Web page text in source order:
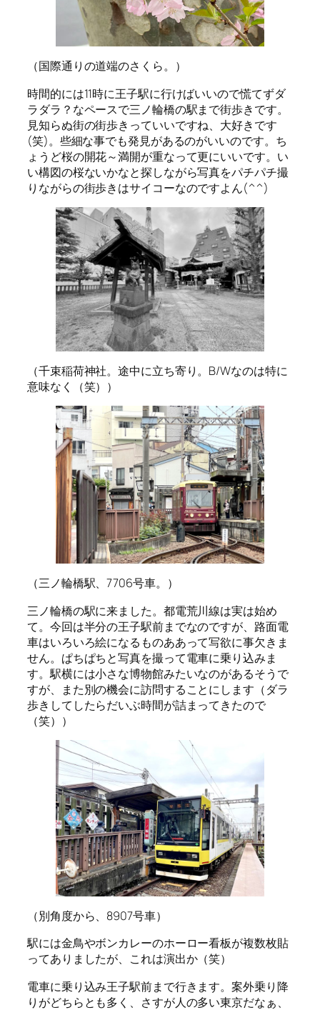
（国際通りの道端のさくら。）
時間的には11時に王子駅に行けばいいので慌てずダ
ラダラ？なペースで三ノ輪橋の駅まで街歩きです。
見知らぬ街の街歩きっていいですね、大好きです
(笑)。些細な事でも発見があるのがいいのです。ち
ょうど桜の開花～満開が重なって更にいいです。い
い構図の桜ないかなと探しながら写真をパチパチ撮
りながらの街歩きはサイコーなのですよん(^^)
（千束稲荷神社。途中に立ち寄り。B/Wなのは特に
意味なく（笑））
（三ノ輪橋駅、7706号車。）
三ノ輪橋の駅に来ました。都電荒川線は実は始め
て。今回は半分の王子駅前までなのですが、路面電
車はいろいろ絵になるものああって写欲に事欠きま
せん。ぱちぱちと写真を撮って電車に乗り込みま
す。駅横には小さな博物館みたいなのがあるそうで
すが、また別の機会に訪問することにします（ダラ
歩きしてしたらだいぶ時間が詰まってきたので
（笑））
（別角度から、8907号車）
駅には金鳥やボンカレーのホーロー看板が複数枚貼
ってありましたが、これは演出か（笑）
電車に乗り込み王子駅前まで行きます。案外乗り降
りがどちらとも多く、さすが人の多い東京だなぁ、